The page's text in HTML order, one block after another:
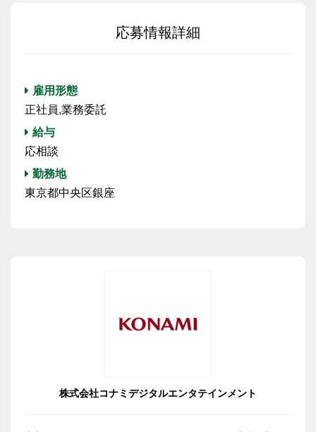
応募情報詳細
雇用形態
正社員,業務委託
給与
応相談
勤務地
東京都中央区銀座
株式会社コナミデジタルエンタテインメント